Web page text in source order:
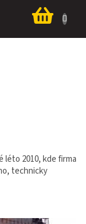
košík
léto 2010, kde firma
technicky